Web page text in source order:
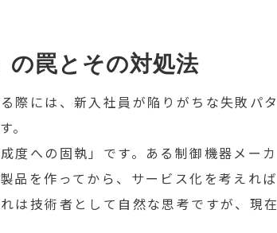
の罠とその対処法
際には、新入社員が陥りがちな失敗パタ
。
度への固執」です。ある制御機器メーカ
品を作ってから、サービス化を考えれば
は技術者として自然な思考ですが、現在